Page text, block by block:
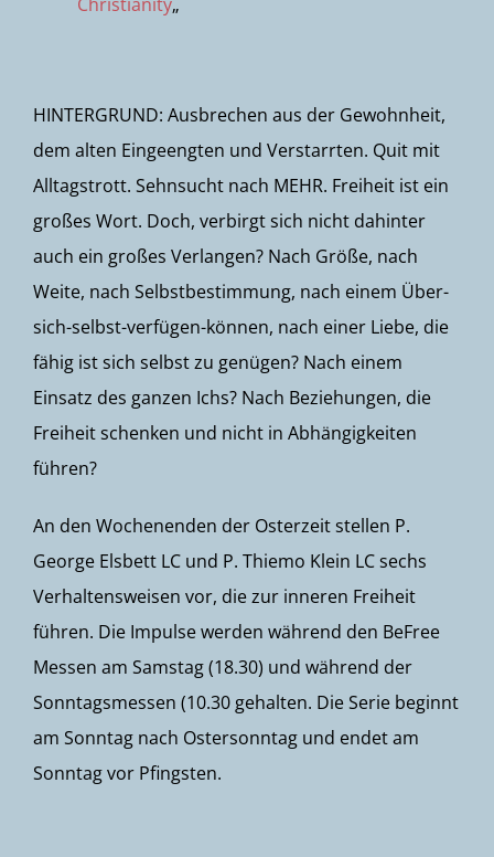
HINTERGRUND: Ausbrechen aus der Gewohnheit,
dem alten Eingeengten und Verstarrten. Quit mit
Alltagstrott. Sehnsucht nach MEHR. Freiheit ist ein
großes Wort. Doch, verbirgt sich nicht dahinter
auch ein großes Verlangen? Nach Größe, nach
Weite, nach Selbstbestimmung, nach einem Über-
sich-selbst-verfügen-können, nach einer Liebe, die
fähig ist sich selbst zu genügen? Nach einem
Einsatz des ganzen Ichs? Nach Beziehungen, die
Freiheit schenken und nicht in Abhängigkeiten
führen?
An den Wochenenden der Osterzeit stellen P.
George Elsbett LC und P. Thiemo Klein LC sechs
Verhaltensweisen vor, die zur inneren Freiheit
führen. Die Impulse werden während den BeFree
Messen am Samstag (18.30) und während der
Sonntagsmessen (10.30 gehalten. Die Serie beginnt
am Sonntag nach Ostersonntag und endet am
Sonntag vor Pfingsten.